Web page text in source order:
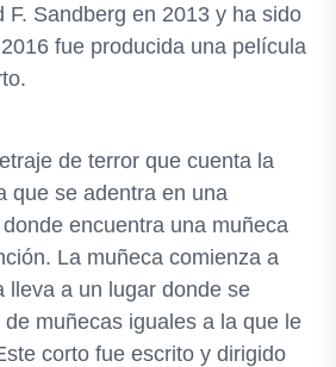
F. Sandberg en 2013 y ha sido
fue producida una película
de terror que cuenta la
que se adentra en una
encuentra una muñeca
La muñeca comienza a
lleva a un lugar donde se
muñecas iguales a la que le
corto fue escrito y dirigido